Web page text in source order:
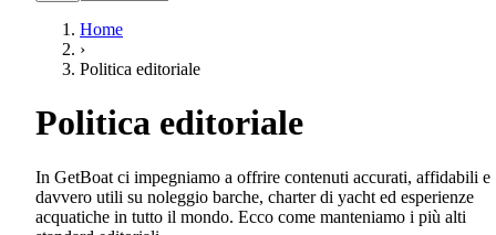
Home
›
Politica editoriale
Politica editoriale
In GetBoat ci impegniamo a offrire contenuti accurati, affidabili e
davvero utili su noleggio barche, charter di yacht ed esperienze
acquatiche in tutto il mondo. Ecco come manteniamo i più alti